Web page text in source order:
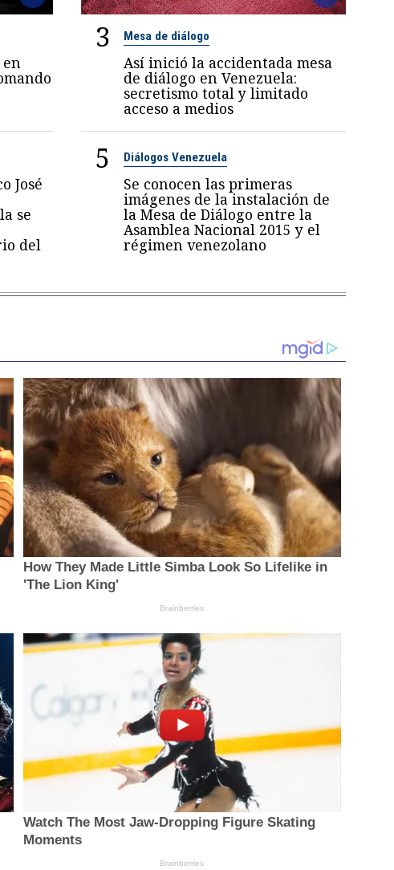
3 Mesa de diálogo
Así inició la accidentada mesa
de diálogo en Venezuela:
secretismo total y limitado
acceso a medios
José
se
del
5 Diálogos Venezuela
Se conocen las primeras
imágenes de la instalación de
la Mesa de Diálogo entre la
Asamblea Nacional 2015 y el
régimen venezolano